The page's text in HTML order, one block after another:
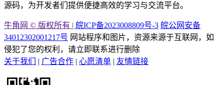
源码，为开发者们提供便捷高效的学习与交流平台。
牛角网 © 版权所有 | 皖ICP备2023008809号-3 皖公网安备
34012302001217号 网站程序和图片，资源来源于互联网，如
侵犯了您的权利，请立即联系进行删除
关于我们
| 广告合作 | 心愿清单 | 友情链接